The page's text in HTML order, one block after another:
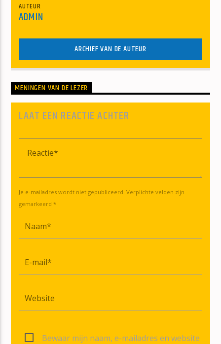
AUTEUR
ADMIN
ARCHIEF VAN DE AUTEUR
MENINGEN VAN DE LEZER
LAAT EEN REACTIE ACHTER
Je e-mailadres wordt niet gepubliceerd. Verplichte velden zijn
gemarkeerd *
Bewaar mijn naam, e-mailadres en website